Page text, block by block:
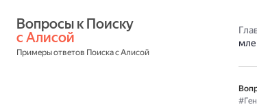
с Алисой
Примеры ответов Поиска с Алисой